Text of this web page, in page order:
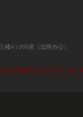
楼A1069房（仅限办公）
文化发展有限公司 艺（美）